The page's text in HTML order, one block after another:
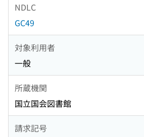
NDLC
GC49
対象利用者
一般
所蔵機関
国立国会図書館
請求記号